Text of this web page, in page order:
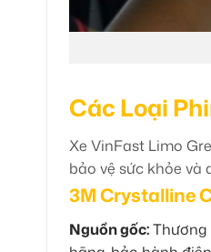
Các Loại
Xe VinFast Limo
bảo vệ sức khỏe và
3M Crystalline
Nguồn gốc:Thương